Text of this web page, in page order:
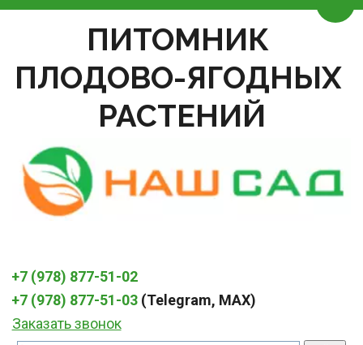
ПИТОМНИК
ПЛОДОВО-ЯГОДНЫХ
РАСТЕНИЙ
+7 (978) 877-51-02
+7 (978) 877-51-03 (Telegram, MAX)
Заказать звонок